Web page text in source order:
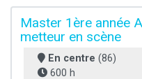
Master 1ère année
metteur en scène
En centre (86)
600 h